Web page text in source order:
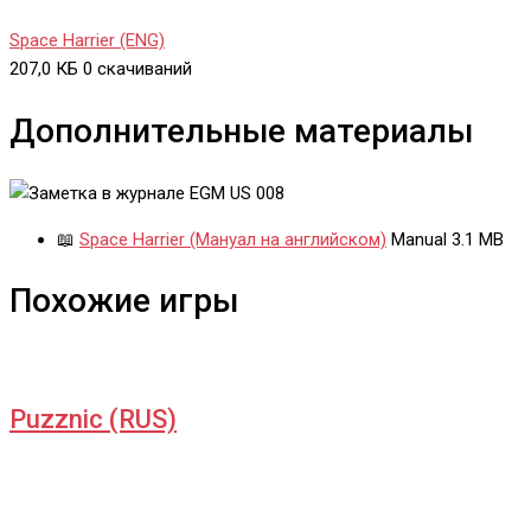
Space Harrier (ENG)
207,0 КБ 0 скачиваний
Дополнительные материалы
📖 Space Harrier (Мануал на английском) Manual 3.1 MB
Похожие игры
Puzznic (RUS)